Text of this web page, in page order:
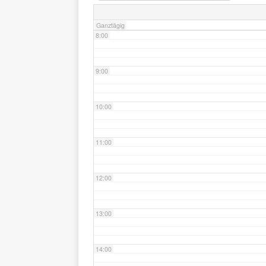
Ganztägig
8:00
9:00
10:00
11:00
12:00
13:00
14:00